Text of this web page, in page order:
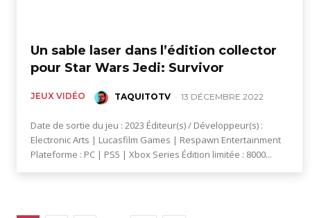
Un sable laser dans l’édition collector
pour Star Wars Jedi: Survivor
JEUX VIDÉO TAQUITOTV - 13 DÉCEMBRE 2022
Date de sortie du jeu : 2023 Éditeur(s) / Développeur(s) :
Electronic Arts | Lucasfilm Games | Respawn Entertainment
Plateforme : PC | PS5 | Xbox Series Édition limitée : 8000...